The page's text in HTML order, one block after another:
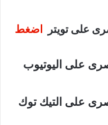
على تويتر
اضغط
على اليوتيوب
على التيك توك